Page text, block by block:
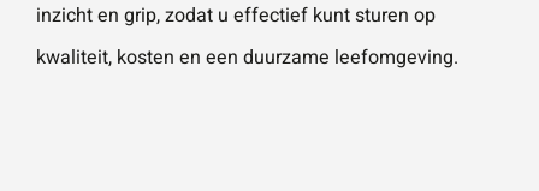
inzicht en grip, zodat u effectief kunt sturen op
kwaliteit, kosten en een duurzame leefomgeving.